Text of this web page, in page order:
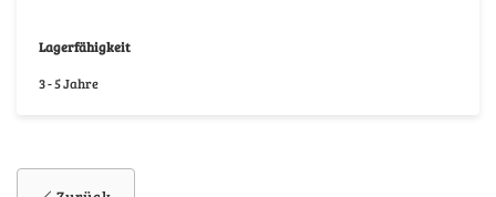
Lagerfähigkeit
3 - 5 Jahre